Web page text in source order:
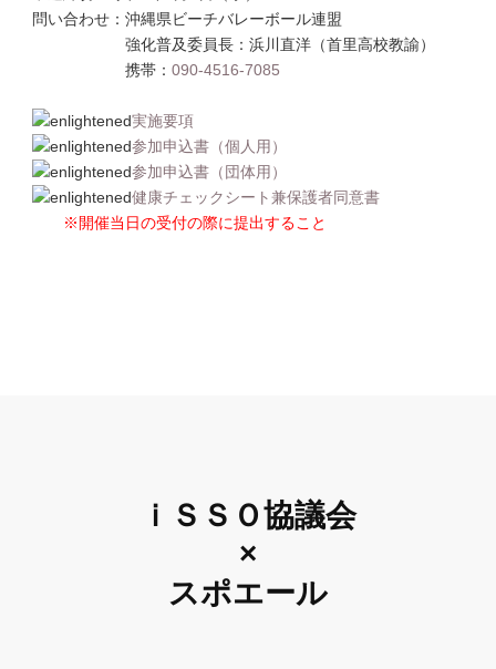
問い合わせ：沖縄県ビーチバレーボール連盟
強化普及委員長：浜川直洋（首里高校教諭）
携帯： 090-4516-7085
実施要項
参加申込書（個人用）
参加申込書（団体用）
健康チェックシート兼保護者同意書
※開催当日の受付の際に提出すること
ｉＳＳＯ協議会
×
スポエール